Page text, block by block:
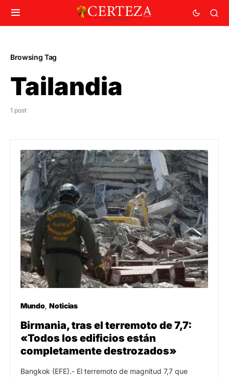
Browsing Tag
Tailandia
1 post
Mundo Noticias
Birmania, tras el terremoto de 7,7:
«Todos los edificios están
completamente destrozados»
Bangkok (EFE).- El terremoto de magnitud 7,7 que